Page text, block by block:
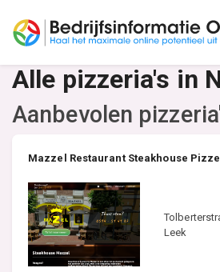
Alle pizzeria's in
Aanbevolen
Mazzel Restaurant Steakhouse
Leek